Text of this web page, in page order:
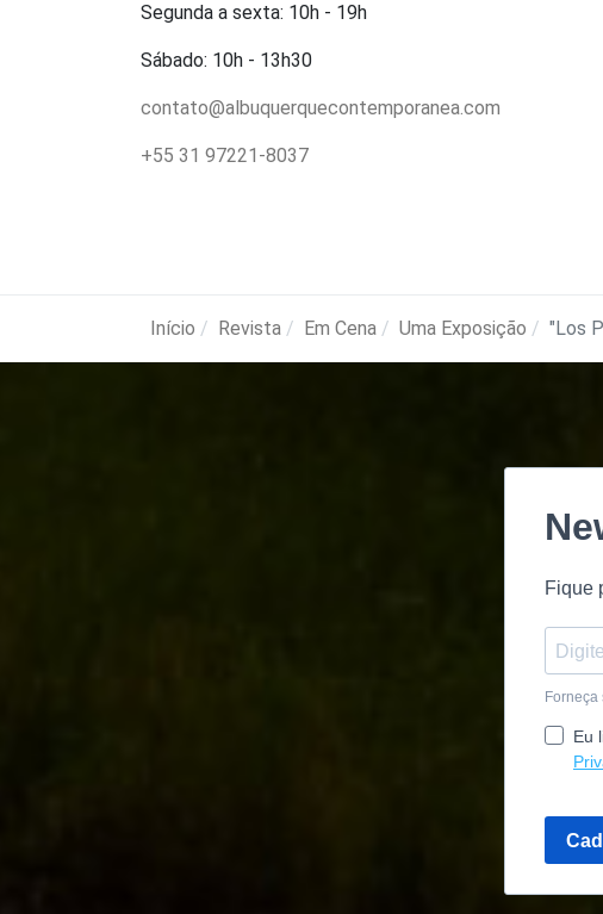
Segunda a sexta: 10h - 19h
Sábado: 10h - 13h30
contato@albuquerquecontemporanea.com
+55 31 97221-8037
Início Revista Em Cena Uma Exposição "Los